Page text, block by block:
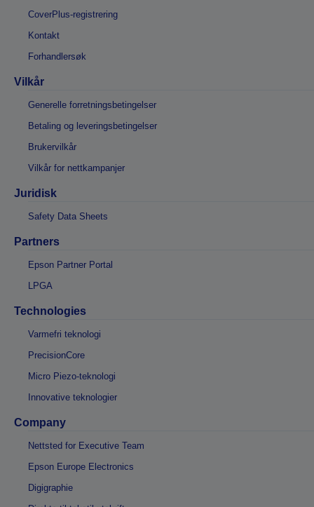
CoverPlus-registrering
Kontakt
Forhandlersøk
Vilkår
Generelle forretningsbetingelser
Betaling og leveringsbetingelser
Brukervilkår
Vilkår for nettkampanjer
Juridisk
Safety Data Sheets
Partners
Epson Partner Portal
LPGA
Technologies
Varmefri teknologi
PrecisionCore
Micro Piezo-teknologi
Innovative teknologier
Company
Nettsted for Executive Team
Epson Europe Electronics
Digigraphie